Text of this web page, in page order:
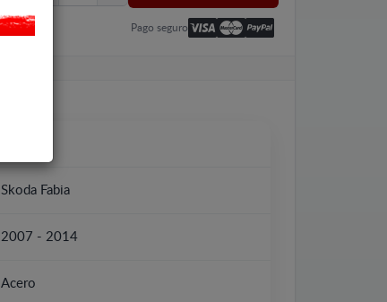
Pago seguro
Skoda Fabia
2007 - 2014
Acero